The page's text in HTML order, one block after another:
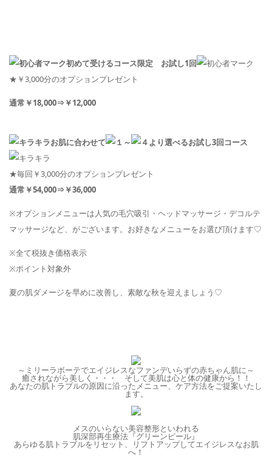
初めて受けるコース限定 お試し1回
★￥3,000分のオプションプレゼント
通常 ￥18,000⇒￥12,000
お肌に合わせて ～ より選べるお試し3回コース
★毎回￥3,000分のオプションプレゼント
通常 ￥54,000⇒￥36,000
※オプションメニューは人気の毛穴吸引・ヘッドマッサージ・デコルテ
マッサージなど、がございます。お好きなメニューをお選び頂けます♡
※全て税抜き価格表示
※ポイント対象外
夏の肌ダメージを早めに改善し、素敵な秋を迎えましょう♡
～ミリーラボーテでエイジレスなファンデいらずの赤ちゃん肌に～
癒されながら美しく・・・ そして美肌は心と体の健康から！！
あなたの肌トラブルの原因に沿ったメニュー、ケア方法をご提案いたし
ます。
メスのいらない美容整形といわれる
肌深部再生療法『グリーンピール』
あらゆる肌トラブルをリセット、リフトアップしてエイジレスなお肌
へ！